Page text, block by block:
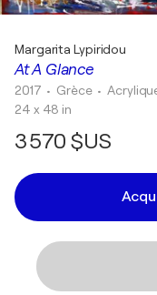
At A Glance
Margarita Lypiridou
2017 • Grèce •
24 x 48 in
3 570 $US